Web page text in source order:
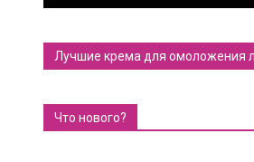
Лучшие крема для омоложения
Что нового?